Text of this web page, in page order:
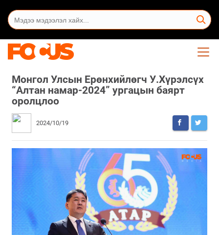
Монгол Улсын Ерөнхийлөгч У.Хүрэлсүх
“Алтан намар-2024” ургацын баярт
оролцлоо
2024/10/19